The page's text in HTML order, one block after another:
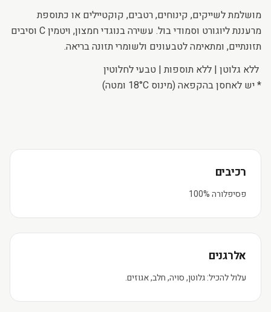
מושלמת לשייקים, קינוחים, רטבים, קוקטיילים או כתוספת
מרעננת ליוגורט וסמודי בול. עשירה בנוגדי חמצון, ויטמין C וסיבים
תזונתיים, ומתאימה לטבעונים ולשומרי תזונה בריאה.
ללא גלוטן | ללא תוספות | טבעי לחלוטין
* יש לאחסן בהקפאה (מינוס 18°C ​​ומטה)
רכיבים
פסיפלורה 100%
אלרגנים
עלול להכיל: גלוטן, סויה, חלב, אגוזים.